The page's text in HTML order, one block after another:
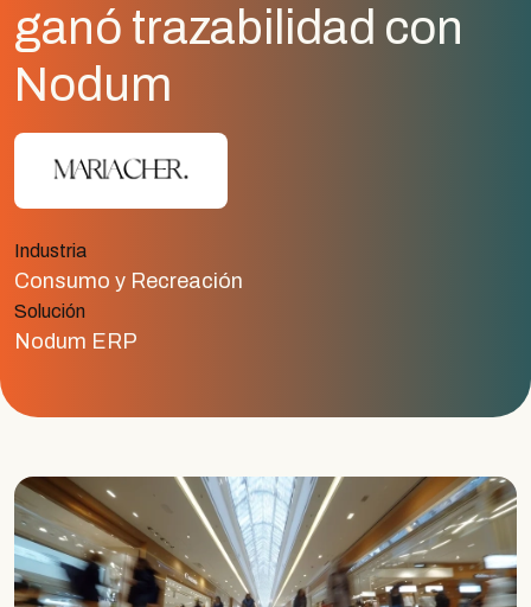
ganó trazabilidad con
Nodum
Industria
Consumo y Recreación
Solución
Nodum ERP